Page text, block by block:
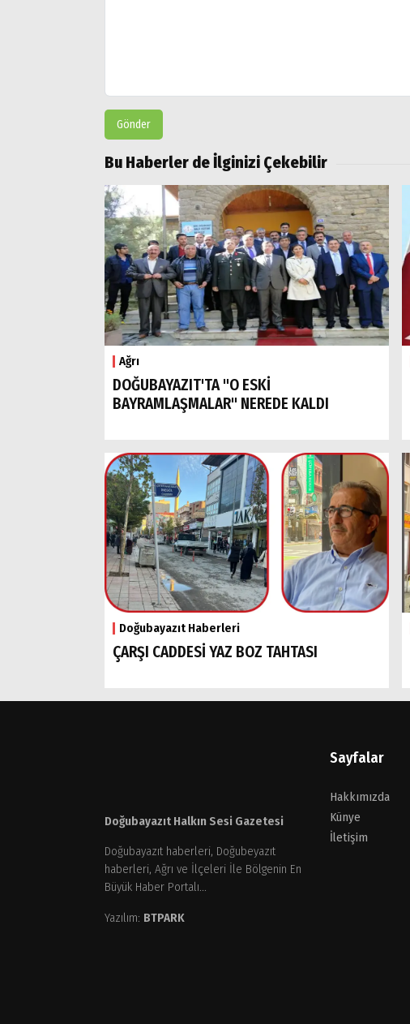
Gönder
Bu Haberler de İlginizi Çekebilir
Ağrı
DOĞUBAYAZIT'TA "O ESKİ
BAYRAMLAŞMALAR" NEREDE KALDI
Doğubayazıt Haberleri
ÇARŞI CADDESİ YAZ BOZ TAHTASI
Doğubayazıt Halkın Sesi Gazetesi
Doğubayazıt haberleri, Doğubeyazıt
haberleri, Ağrı ve İlçeleri İle Bölgenin En
Büyük Haber Portalı...
Yazılım: BTPARK
Sayfalar
Hakkımızda
Künye
İletişim